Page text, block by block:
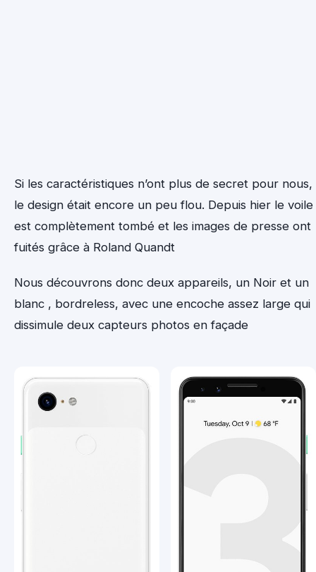
Si les caractéristiques n’ont plus de secret pour nous,
le design était encore un peu flou. Depuis hier le voile
est complètement tombé et les images de presse ont
fuités grâce à Roland Quandt
Nous découvrons donc deux appareils, un Noir et un
blanc , bordreless, avec une encoche assez large qui
dissimule deux capteurs photos en façade